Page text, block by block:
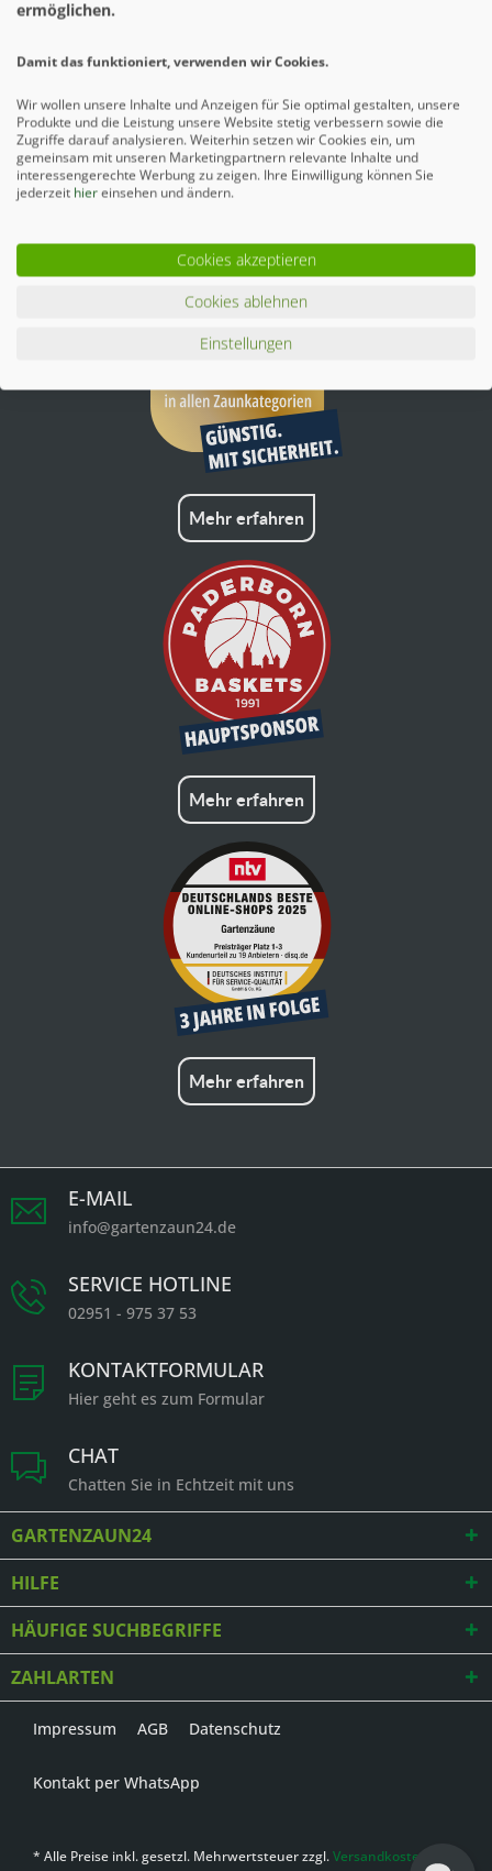
Merken
mehr
Ähnliche Artikel
Mehr erfahren
Mehr erfahren
Mehr erfahren
E-MAIL
info@gartenzaun24.de
SERVICE HOTLINE
02951 - 975 37 53
KONTAKTFORMULAR
Hier geht es zum Formular
CHAT
Chatten Sie in Echtzeit mit uns
GARTENZAUN24
HILFE
HÄUFIGE SUCHBEGRIFFE
ZAHLARTEN
Impressum AGB Datenschutz
Kontakt per WhatsApp
* Alle Preise inkl. gesetzl. Mehrwertsteuer zzgl.Versandkosten
ermöglichen.
Damit das funktioniert, verwenden wir Cookies.
Wir wollen unsere Inhalte und Anzeigen für Sie optimal gestalten, unsere
Produkte und die Leistung unsere Website stetig verbessern sowie die
Zugriffe darauf analysieren. Weiterhin setzen wir Cookies ein, um
gemeinsam mit unseren Marketingpartnern relevante Inhalte und
interessengerechte Werbung zu zeigen. Ihre Einwilligung können Sie
jederzeit hiereinsehen und ändern.
Cookies akzeptieren
Cookies ablehnen
Einstellungen